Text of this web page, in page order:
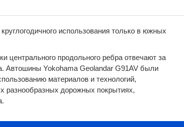
использования только в южных
продольного ребра отвечают за
Автошины Yokohama Geolandar G91AV были
материалов и технологий,
разнообразных дорожных покрытиях,